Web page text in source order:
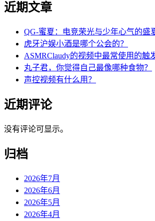
近期文章
QG-蜜夏：电竞荣光与少年心气的盛
虎牙沪娱小酒是哪个公会的？
ASMRClaudy的视频中最常使用的触
丸子君，你觉得自己最像哪种食物？
声控视频有什么用？
近期评论
没有评论可显示。
归档
2026年7月
2026年6月
2026年5月
2026年4月